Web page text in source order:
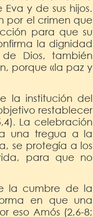
y de sus hijos.
por el crimen que
para que su
la dignidad
Dios, también
porque «la paz y
la institución del
restablecer
La celebración
una tregua a la
se protegía a los
para que no
la cumbre de la
en que una
eso Amós (2,6-8;